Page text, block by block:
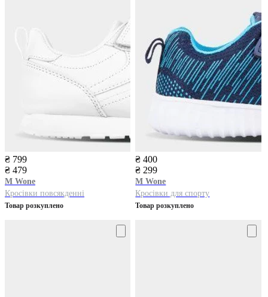
₴ 799
₴ 479
M Wone
Кросівки повсякденні
Товар розкуплено
₴ 400
₴ 299
M Wone
Кросівки для спорту
Товар розкуплено